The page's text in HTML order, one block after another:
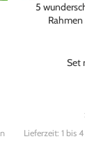
5
Set
Lieferzeit:1 bis